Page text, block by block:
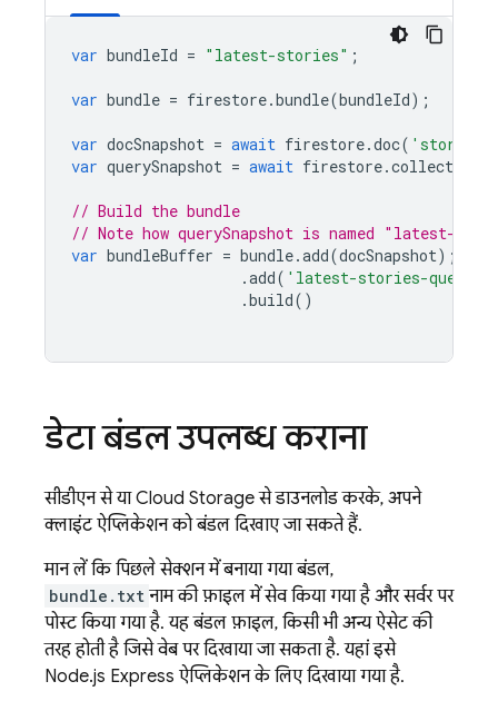
var bundleId = "latest-stories" ;
var bundle = firestore.bundle(bundleId);
var docSnapshot = await firestore.doc( 'stories/
var querySnapshot = await firestore.collection
// Build the bundle
// Note how querySnapshot is named "latest-
var bundleBuffer = bundle.add(docSnapshot);
.add( 'latest-stories-query'
.build()
डेटा बंडल उपलब्ध कराना
सीडीएन से याCloud Storageसे डाउनलोड करके, अपने
क्लाइंट ऐप्लिकेशन को बंडल दिखाए जा सकते हैं.
मान लें कि पिछले सेक्शन में बनाया गया बंडल,
bundle.txt नाम की फ़ाइल में सेव किया गया है और सर्वर पर
पोस्ट किया गया है. यह बंडल फ़ाइल, किसी भी अन्य ऐसेट की
तरह होती है जिसे वेब पर दिखाया जा सकता है. यहां इसे
Node.js Express ऐप्लिकेशन के लिए दिखाया गया है.